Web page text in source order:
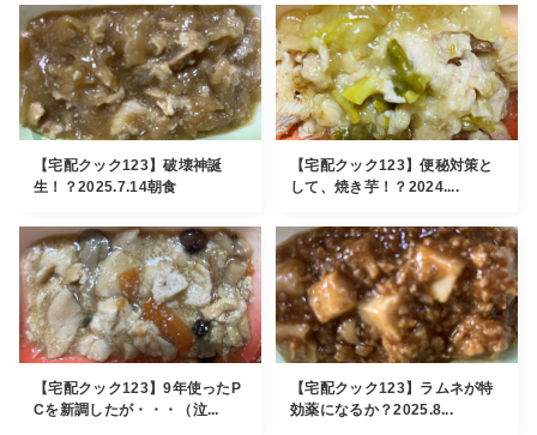
【宅配クック123】破壊神誕
生！？2025.7.14朝食
【宅配クック123】便秘対策と
して、焼き芋！？2024....
【宅配クック123】9年使ったP
Cを新調したが・・・（泣...
【宅配クック123】ラムネが特
効薬になるか？2025.8...